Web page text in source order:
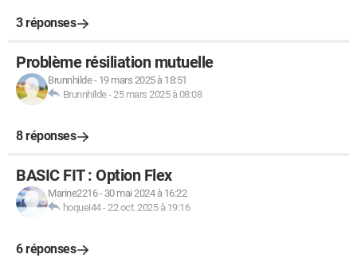
3 réponses
Problème résiliation mutuelle
Brunnhilde- 19 mars 2025 à 18:51
Brunnhilde-25 mars 2025 à 08:08
8 réponses
BASIC FIT : Option Flex
Marine2216- 30 mai 2024 à 16:22
hoquei44-22 oct. 2025 à 19:16
6 réponses